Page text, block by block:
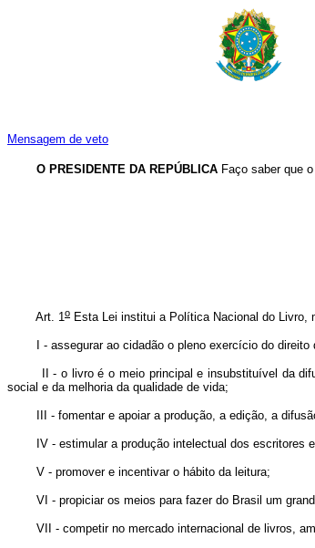
Mensagem de veto
O PRESIDENTE DA REPÚBLICA Faço saber que
Art. 1 o Esta Lei institui a Política Nacional do Livro,
I - assegurar ao cidadão o pleno exercício do direito
II - o livro é o meio principal e insubstituível da
social e da melhoria da qualidade de vida;
III - fomentar e apoiar a produção, a edição, a
IV - estimular a produção intelectual dos escritores e
V - promover e incentivar o hábito da leitura;
VI - propiciar os meios para fazer do Brasil um
VII - competir no mercado internacional de livros,